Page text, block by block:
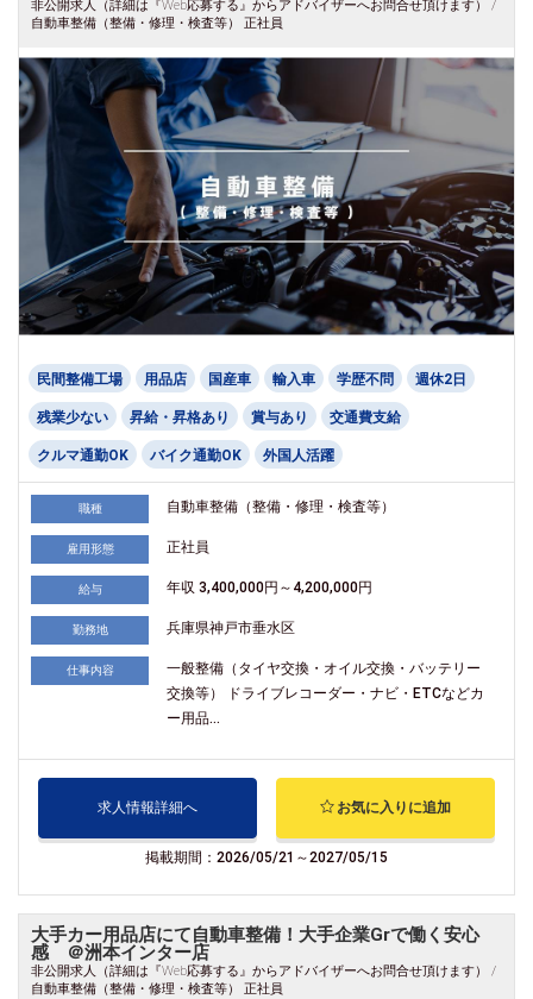
非公開求人（詳細は『Web応募する』からアドバイザーへお問合せ頂けます） /
自動車整備（整備・修理・検査等） 正社員
民間整備工場 用品店 国産車 輸入車 学歴不問 週休2日
残業少ない 昇給・昇格あり 賞与あり 交通費支給
クルマ通勤OK バイク通勤OK 外国人活躍
職種 自動車整備（整備・修理・検査等）
雇用形態 正社員
給与 年収 3,400,000円～4,200,000円
勤務地 兵庫県神戸市垂水区
仕事内容
一般整備（タイヤ交換・オイル交換・バッテリー
交換等） ドライブレコーダー・ナビ・ETCなどカ
ー用品...
求人情報詳細へ お気に入りに追加
掲載期間：2026/05/21～2027/05/15
大手カー用品店にて自動車整備！大手企業Grで働く安心
感 ＠洲本インター店
非公開求人（詳細は『Web応募する』からアドバイザーへお問合せ頂けます） /
自動車整備（整備・修理・検査等） 正社員